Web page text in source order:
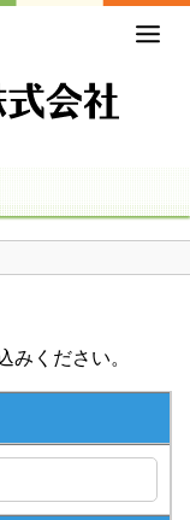
ください。